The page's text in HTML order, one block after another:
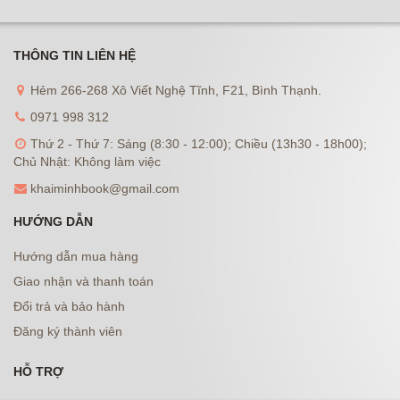
THÔNG TIN LIÊN HỆ
Hẻm 266-268 Xô Viết Nghệ Tĩnh, F21, Bình Thạnh.
0971 998 312
Thứ 2 - Thứ 7: Sáng (8:30 - 12:00); Chiều (13h30 - 18h00);
Chủ Nhật: Không làm việc
khaiminhbook@gmail.com
HƯỚNG DẪN
Hướng dẫn mua hàng
Giao nhận và thanh toán
Đổi trả và bảo hành
Đăng ký thành viên
HỖ TRỢ